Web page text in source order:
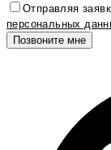
Отправляя
персональных